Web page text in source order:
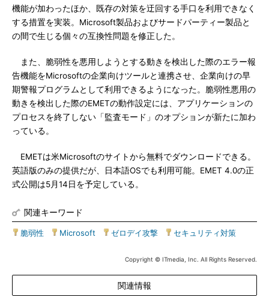
機能が加わったほか、既存の対策を迂回する手口を利用できなく
する措置を実装。Microsoft製品およびサードパーティー製品と
の間で生じる個々の互換性問題を修正した。
また、脆弱性を悪用しようとする動きを検出した際のエラー報
告機能をMicrosoftの企業向けツールと連携させ、企業向けの早
期警報プログラムとして利用できるようになった。脆弱性悪用の
動きを検出した際のEMETの動作設定には、アプリケーションの
プロセスを終了しない「監査モード」のオプションが新たに加わ
っている。
EMETは米Microsoftのサイトから無料でダウンロードできる。
英語版のみの提供だが、日本語OSでも利用可能。EMET 4.0の正
式公開は5月14日を予定している。
関連キーワード
脆弱性 Microsoft ゼロデイ攻撃 セキュリティ対策
Copyright © ITmedia, Inc. All Rights Reserved.
関連情報